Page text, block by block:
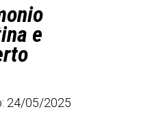
e
24/05/2025